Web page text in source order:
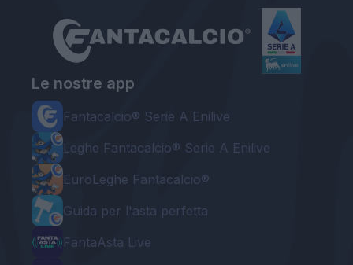
Le nostre app
Fantacalcio® Serie A Enilive
Leghe Fantacalcio® Serie A Enilive
EuroLeghe Fantacalcio®
Guida per l'asta perfetta
FantaAsta Live